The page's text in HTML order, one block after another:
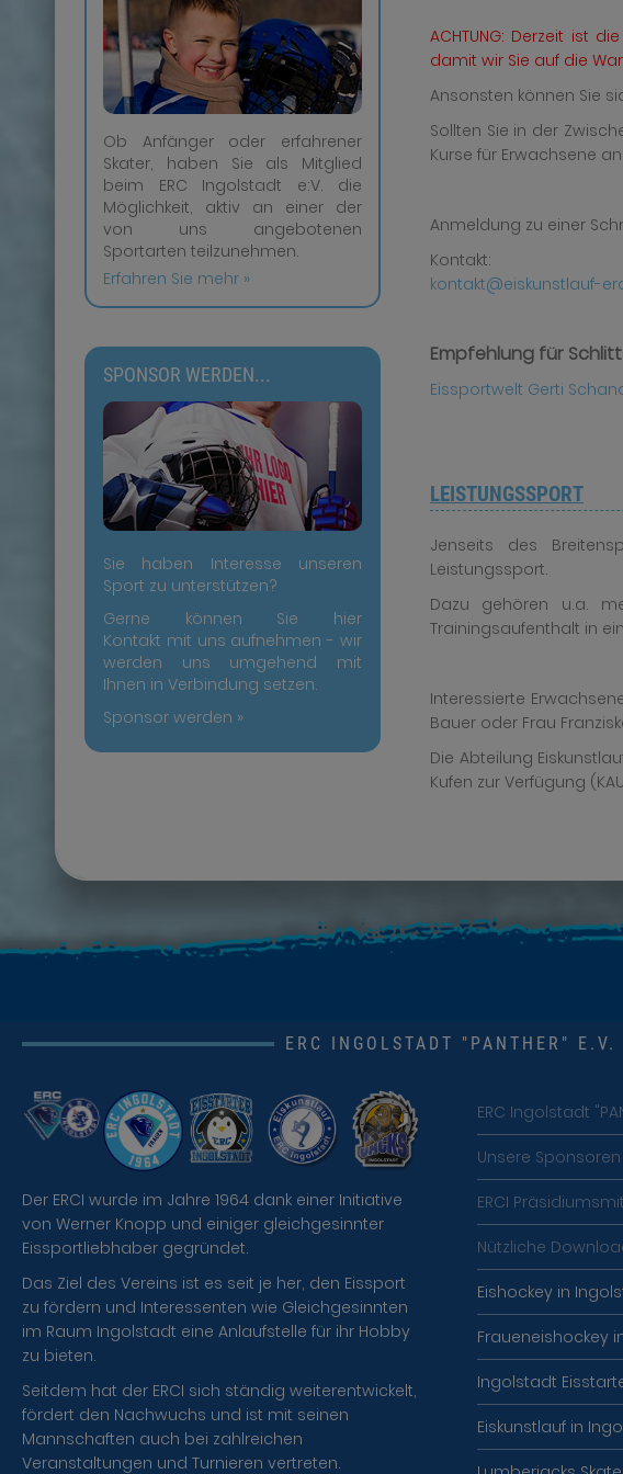
Ob Anfänger oder erfahrener
Skater, haben Sie als Mitglied
beim ERC Ingolstadt e:V. die
Möglichkeit, aktiv an einer der
von uns angebotenen
Sportarten teilzunehmen.
Erfahren Sie mehr »
SPONSOR WERDEN...
Sie haben Interesse unseren
Sport zu unterstützen?
Gerne können Sie hier
Kontakt mit uns aufnehmen - wir
werden uns umgehend mit
Ihnen in Verbindung setzen.
Sponsor werden »
ACHTUNG: Derzeit ist
damit wir Sie auf die
Ansonsten können Sie
Sollten Sie in der
Kurse für Erwachsene
Anmeldung zu einer
Kontakt:
kontakt@eiskunstlauf-
Empfehlung für
Eissportwelt Gerti
LEISTUNGSSPORT
Jenseits des
Leistungssport.
Dazu gehören u.a.
Trainingsaufenthalt in
Interessierte
Bauer oder Frau
Die Abteilung
Kufen zur Verfügung
ERC INGOLSTADT "PANTHER" E.V.
Der ERCI wurde im Jahre 1964 dank einer Initiative
von Werner Knopp und einiger gleichgesinnter
Eissportliebhaber gegründet.
Das Ziel des Vereins ist es seit je her, den Eissport
zu fördern und Interessenten wie Gleichgesinnten
im Raum Ingolstadt eine Anlaufstelle für ihr Hobby
zu bieten.
Seitdem hat der ERCI sich ständig weiterentwickelt,
fördert den Nachwuchs und ist mit seinen
Mannschaften auch bei zahlreichen
Veranstaltungen und Turnieren vertreten.
ERC Ingolstadt
Unsere Sponsoren
ERCI
Nützliche
Eishockey in
Fraueneishockey
Ingolstadt
Eiskunstlauf in